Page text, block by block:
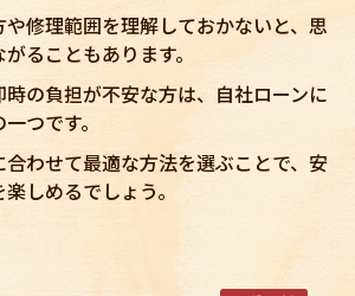
修理範囲を理解しておかないと、思
ることもあります。
の負担が不安な方は、自社ローンに
つです。
わせて最適な方法を選ぶことで、安
しめるでしょう。